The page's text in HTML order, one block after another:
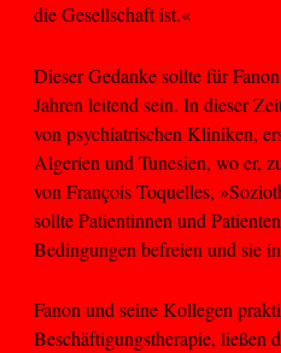
die Gesellschaft ist.«
Dieser Gedanke sollte für
Jahren leitend sein. In dieser
von psychiatrischen Kliniken,
Algerien und Tunesien, wo er,
von François Toquelles,
sollte Patientinnen und
Bedingungen befreien und sie
Fanon und seine Kollegen
Beschäftigungstherapie, ließen